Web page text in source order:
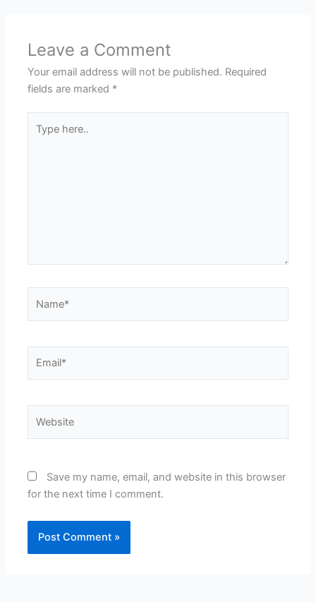
Leave a Comment
Your email address will not be published. Required
fields are marked *
here..
Save my name, email, and website in this browser
for the next time I comment.